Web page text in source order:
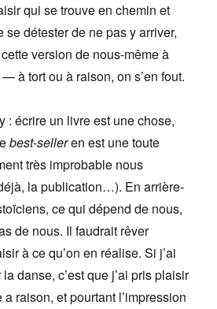
qui se trouve en chemin et
se détester de ne pas y arriver,
version de nous-même à
à tort ou à raison, on s’en fout.
: écrire un livre est une chose,
best-selleren est une toute
très improbable nous
la publication…). En arrière-
ce qui dépend de nous,
de nous. Il faudrait rêver
à ce qu’on en réalise. Si j’ai
danse, c’est que j’ai pris plaisir
a raison, et pourtant l’impression